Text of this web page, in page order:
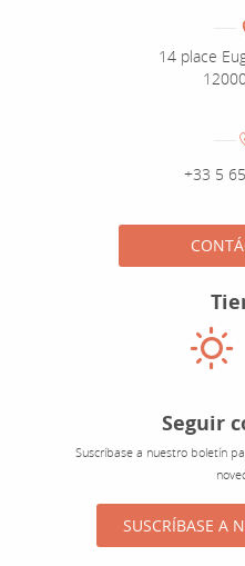
14 place
+33 5
Seguir
Suscríbase a nuestro boletín
SUSCRÍBASE A